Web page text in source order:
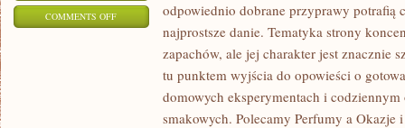
COMMENTS OFFON
PERFUMERYJNE
odpowiednio dobrane przyprawy potrafią
najprostsze danie. Tematyka strony
zapachów, ale jej charakter jest znacznie
tu punktem wyjścia do opowieści o
domowych eksperymentach i
smakowych. Polecamy Perfumy a Okazje